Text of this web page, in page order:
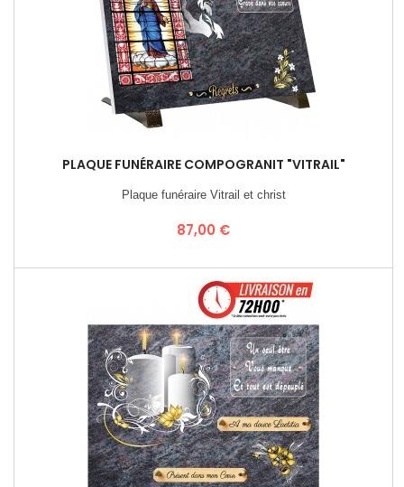
PLAQUE FUNÉRAIRE COMPOGRANIT "VITRAIL"
Plaque funéraire Vitrail et christ
Prix
87,00 €